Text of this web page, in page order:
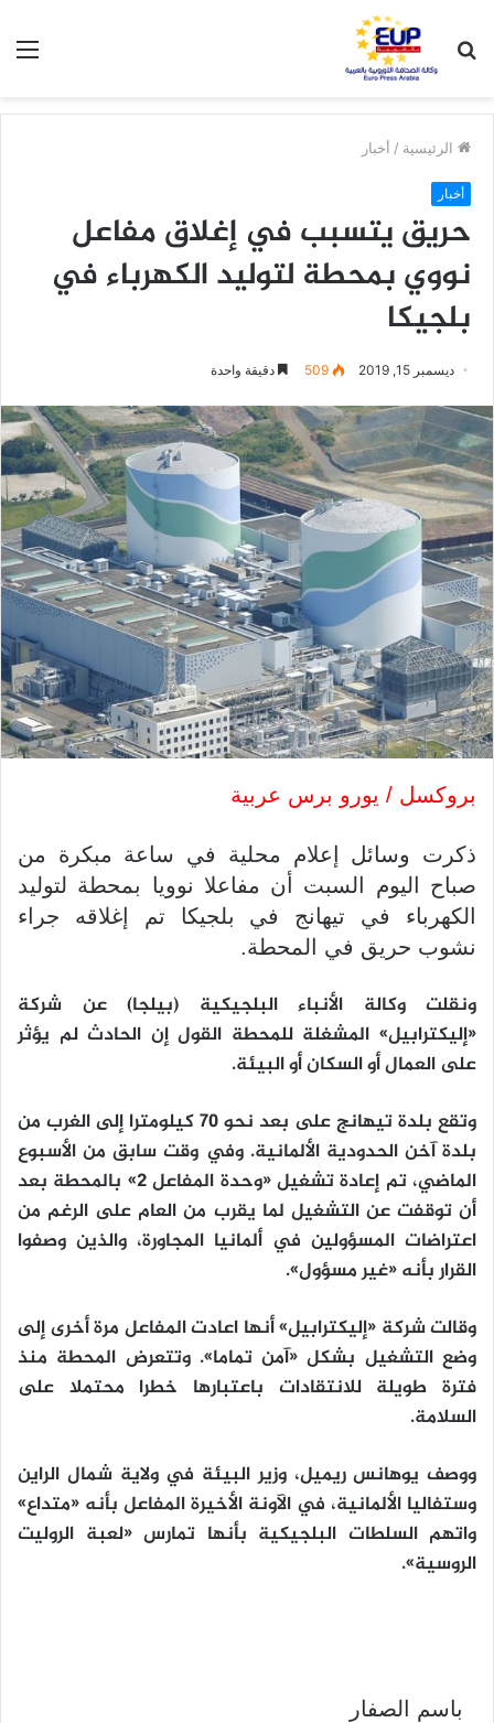
عن
الرئيسية / أخبار
أخبار
حريق يتسبب في إغلاق مفاعل
نووي بمحطة لتوليد الكهرباء في
بلجيكا
ديسمبر 15, 2019 509 دقيقة واحدة
بروكسل / يورو برس عربية
ذكرت وسائل إعلام محلية في ساعة مبكرة من
صباح اليوم السبت أن مفاعلا نوويا بمحطة لتوليد
الكهرباء في تيهانج في بلجيكا تم إغلاقه جراء
نشوب حريق في المحطة.
ونقلت وكالة الأنباء البلجيكية (بيلجا) عن شركة
«إليكترابيل» المشغلة للمحطة القول إن الحادث لم يؤثر
على العمال أو السكان أو البيئة.
وتقع بلدة تيهانج على بعد نحو 70 كيلومترا إلى الغرب من
بلدة آخن الحدودية الألمانية. وفي وقت سابق من الأسبوع
الماضي، تم إعادة تشغيل «وحدة المفاعل 2» بالمحطة بعد
أن توقفت عن التشغيل لما يقرب من العام على الرغم من
اعتراضات المسؤولين في ألمانيا المجاورة، والذين وصفوا
القرار بأنه «غير مسؤول».
وقالت شركة «إليكترابيل» أنها اعادت المفاعل مرة أخرى إلى
وضع التشغيل بشكل «آمن تماما». وتتعرض المحطة منذ
فترة طويلة للانتقادات باعتبارها خطرا محتملا على
السلامة.
ووصف يوهانس ريميل، وزير البيئة في ولاية شمال الراين
وستفاليا الألمانية، في الآونة الأخيرة المفاعل بأنه «متداع»
واتهم السلطات البلجيكية بأنها تمارس «لعبة الروليت
الروسية».
باسم الصفار